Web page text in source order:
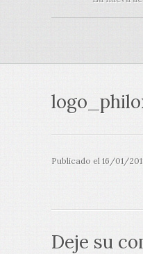
Publicado el 16/01/
Deje su